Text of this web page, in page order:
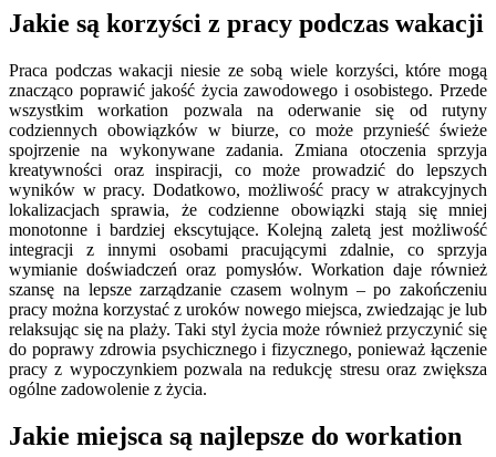
Jakie są korzyści z pracy podczas wakacji
Praca podczas wakacji niesie ze sobą wiele korzyści, które mogą
znacząco poprawić jakość życia zawodowego i osobistego. Przede
wszystkim workation pozwala na oderwanie się od rutyny
codziennych obowiązków w biurze, co może przynieść świeże
spojrzenie na wykonywane zadania. Zmiana otoczenia sprzyja
kreatywności oraz inspiracji, co może prowadzić do lepszych
wyników w pracy. Dodatkowo, możliwość pracy w atrakcyjnych
lokalizacjach sprawia, że codzienne obowiązki stają się mniej
monotonne i bardziej ekscytujące. Kolejną zaletą jest możliwość
integracji z innymi osobami pracującymi zdalnie, co sprzyja
wymianie doświadczeń oraz pomysłów. Workation daje również
szansę na lepsze zarządzanie czasem wolnym – po zakończeniu
pracy można korzystać z uroków nowego miejsca, zwiedzając je lub
relaksując się na plaży. Taki styl życia może również przyczynić się
do poprawy zdrowia psychicznego i fizycznego, ponieważ łączenie
pracy z wypoczynkiem pozwala na redukcję stresu oraz zwiększa
ogólne zadowolenie z życia.
Jakie miejsca są najlepsze do workation